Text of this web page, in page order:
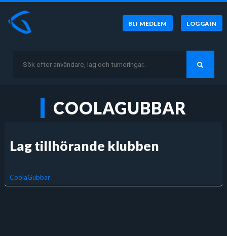
BLI MEDLEM LOGGA IN
COOLAGUBBAR
Lag tillhörande klubben
CoolaGubbar